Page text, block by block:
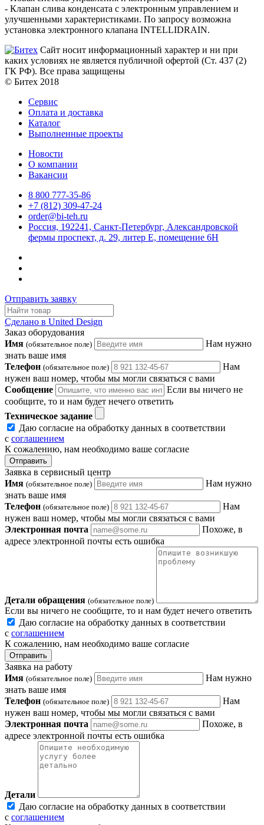
- Клапан слива конденсата с электронным управлением и
улучшенными характеристиками. По запросу возможна
установка электронного клапана INTELLIDRAIN.
Сайт носит информационный характер и ни при
каких условиях не является публичной офертой (Ст. 437 (2)
ГК РФ). Все права защищены
© Битех 2018
Сервис
Оплата и доставка
Каталог
Выполненные проекты
Новости
О компании
Вакансии
8 800 777-35-86
+7 (812) 309-47-24
order@bi-teh.ru
Россия, 192241, Санкт-Петербург, Александровской
фермы проспект, д. 29, литер Е, помещение 6Н
Отправить заявку
Сделано в United Design
Заказ оборудования
Имя (обязательное поле)
Нам нужно
знать ваше имя
Телефон (обязательное поле)
Нам
нужен ваш номер, чтобы мы могли связаться с вами
Сообщение
Если вы ничего не
сообщите, то и нам будет нечего ответить
Техническое задание
Даю согласие на обработку данных в соответствии
с соглашением
К сожалению, нам необходимо ваше согласие
Отправить
Заявка в сервисный центр
Имя (обязательное поле)
Нам нужно
знать ваше имя
Телефон (обязательное поле)
Нам
нужен ваш номер, чтобы мы могли связаться с вами
Электронная почта
Похоже, в
адресе электронной почты есть ошибка
Детали обращения (обязательное поле)
Если вы ничего не сообщите, то и нам будет нечего ответить
Даю согласие на обработку данных в соответствии
с соглашением
К сожалению, нам необходимо ваше согласие
Отправить
Заявка на работу
Имя (обязательное поле)
Нам нужно
знать ваше имя
Телефон (обязательное поле)
Нам
нужен ваш номер, чтобы мы могли связаться с вами
Электронная почта
Похоже, в
адресе электронной почты есть ошибка
Детали
Даю согласие на обработку данных в соответствии
с соглашением